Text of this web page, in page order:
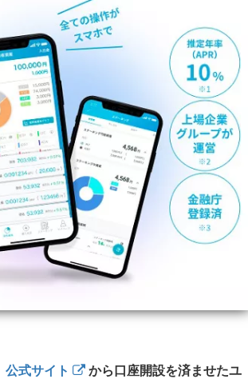
公式サイト
から口座開設を済ませたユ